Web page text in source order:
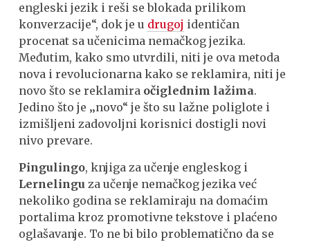
engleski jezik i reši se blokada prilikom
konverzacije“, dok je u drugoj identičan
procenat sa učenicima nemačkog jezika.
Međutim, kako smo utvrdili, niti je ova metoda
nova i revolucionarna kako se reklamira, niti je
novo što se reklamira očiglednim lažima.
Jedino što je ‚‚novo“ je što su lažne poliglote i
izmišljeni zadovoljni korisnici dostigli novi
nivo prevare.
Pingulingo, knjiga za učenje engleskog i
Lernelingu za učenje nemačkog jezika već
nekoliko godina se reklamiraju na domaćim
portalima kroz promotivne tekstove i plaćeno
oglašavanje. To ne bi bilo problematično da se